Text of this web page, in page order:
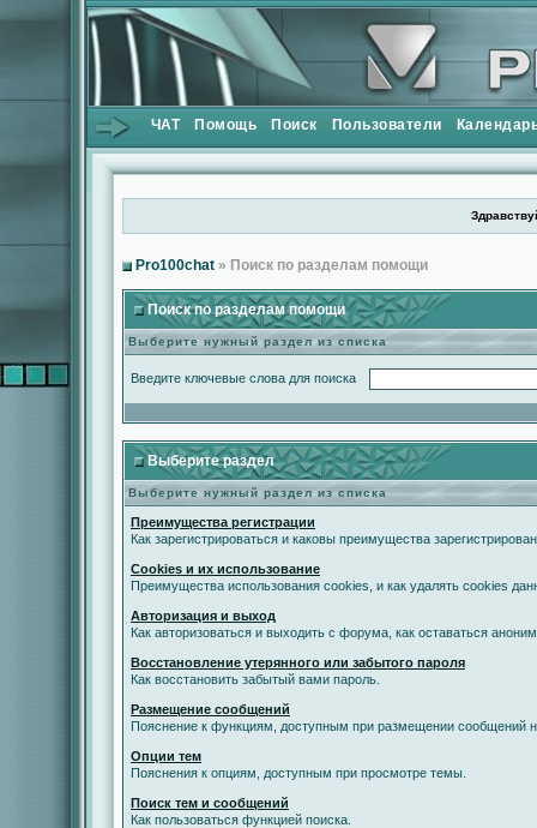
ЧАТ Помощь Поиск Пользователи
Pro100chat » Поиск по разделам помощи
Поиск по разделам помощи
Выберите нужный раздел из списка
Введите ключевые слова для поиска
Выберите раздел
Выберите нужный раздел из списка
Преимущества регистрации
Как зарегистрироваться и каковы преимущества
Cookies и их использование
Преимущества использования cookies, и как удалять cookies
Авторизация и выход
Как авторизоваться и выходить с форума, как оставаться
Восстановление утерянного или забытого пароля
Как восстановить забытый вами пароль.
Размещение сообщений
Пояснение к функциям, доступным при размещении сообщений
Опции тем
Пояснения к опциям, доступным при просмотре темы.
Поиск тем и сообщений
Как пользоваться функцией поиска.